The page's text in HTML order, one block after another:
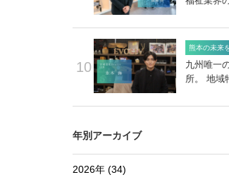
10
熊本の未来
九州唯一
所。 地域
年別アーカイブ
2026年 (34)